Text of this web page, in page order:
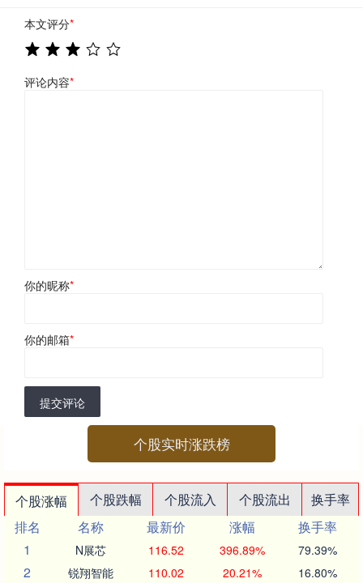
本文评分*
评论内容*
你的昵称*
你的邮箱*
提交评论
个股实时涨跌榜
个股涨幅 个股跌幅 个股流入 个股流出
换手率
排名
名称 最新价 涨幅
换手率
1
N展芯 116.52 396.89% 79.39%
2 锐翔智能 110.02 20.21% 16.80%